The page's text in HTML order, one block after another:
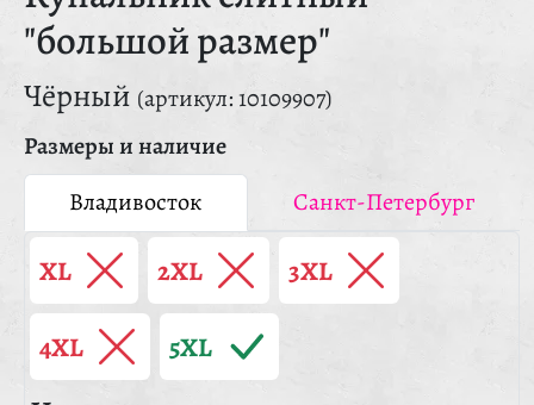
"большой размер"
Чёрный (артикул: 10109907)
Размеры и наличие
Владивосток
Санкт-Петербург
XL 2XL 3XL
4XL 5XL